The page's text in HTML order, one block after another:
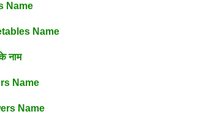
Name
Name
नाम
Name
Name